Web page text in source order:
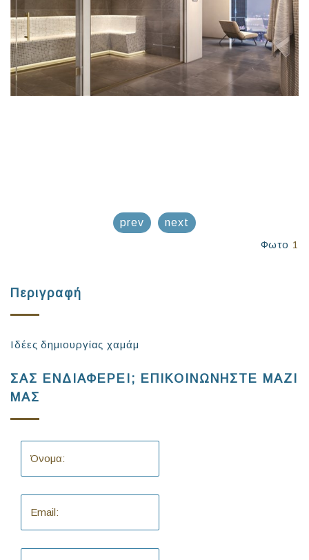
prev
next
Φωτο 1
Περιγραφή
Ιδέες δημιουργίας χαμάμ
ΣΑΣ ΕΝΔΙΑΦΕΡΕΙ; ΕΠΙΚΟΙΝΩΝΗΣΤΕ ΜΑΖΙ
ΜΑΣ